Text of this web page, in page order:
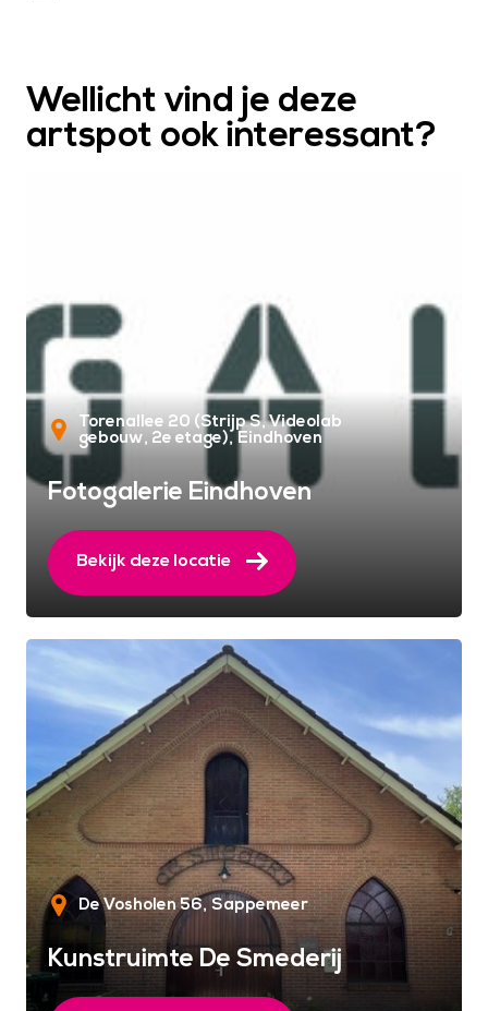
Wellicht vind je deze
artspot ook interessant?
Torenallee 20 (Strijp S, Videolab
gebouw, 2e etage) Eindhoven
Fotogalerie Eindhoven
Bekijk deze locatie
De Vosholen 56 Sappemeer
Kunstruimte De Smederij